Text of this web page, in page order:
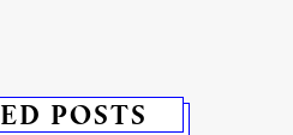
POSTS